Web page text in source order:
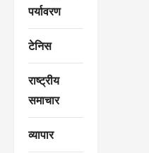
पर्यावरण
टेनिस
राष्ट्रीय
समाचार
व्यापार